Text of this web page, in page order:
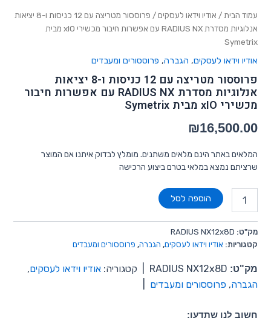
עמוד הבית / אודיו וידאו לעסקים
/ פרוססור מטריצה עם 12 כניסות ו-8 יציאות
אנלוגיות מסדרת RADIUS NX עם אפשרות חיבור מכשירי xIO מבית
Symetrix
אודיו וידאו לעסקים, הגברה, פרוססורים ומעבדים
פרוססור מטריצה עם 12 כניסות ו-8 יציאות
אנלוגיות מסדרת RADIUS NX עם אפשרות חיבור
מכשירי xIO מבית Symetrix
₪16,500.00
המלאים באתר הינם מלאים משתנים. מומלץ לבדוק איתנו אם המוצר
שרציתם נמצא במלאי בטרם ביצוע הרכישה
הוספה לסל
מק"ט: RADIUS NX12x8D
קטגוריות: אודיו וידאו לעסקים, הגברה, פרוססורים ומעבדים
מק"ט: קטגוריה:אודיו וידאו לעסקים,
הגברה,פרוססורים ומעבדים
חשוב לנו שתדעו: